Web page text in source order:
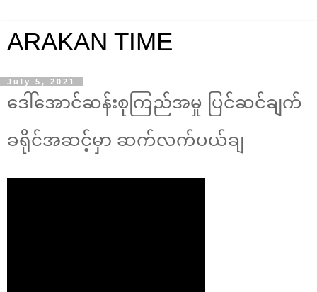
ARAKAN TIME
July 5, 2021
ဒေါ်အောင်ဆန်းစုကြည်အမှု ပြင်ဆင်ချက်
ခရိုင်အဆင့်မှာ ဆက်လက်ပယ်ချ